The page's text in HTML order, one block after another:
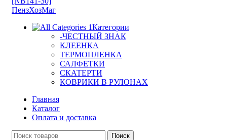
Категории
-ЧЕСТНЫЙ ЗНАК
КЛЕЕНКА
ТЕРМОПЛЕНКА
САЛФЕТКИ
СКАТЕРТИ
КОВРИКИ В РУЛОНАХ
Главная
Каталог
Оплата и доставка
Поиск